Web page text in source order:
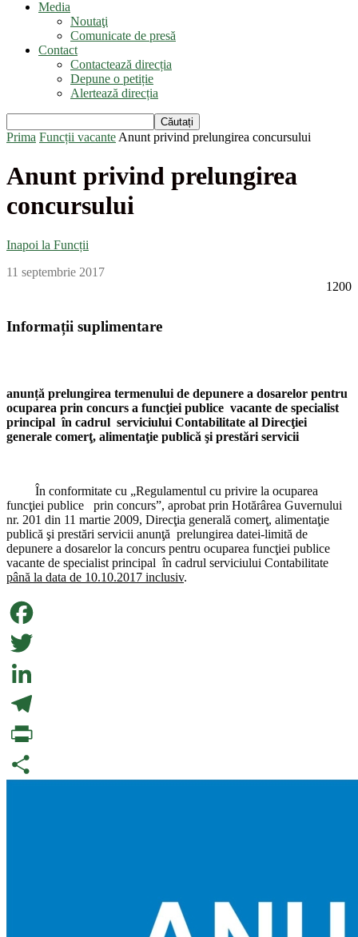
Media
Noutaţi
Comunicate de presă
Contact
Contactează direcția
Depune o petiție
Alertează direcția
Prima Funcții vacante Anunt privind prelungirea concursului
Anunt privind prelungirea
concursului
Inapoi la Funcții
11 septembrie 2017
1200
Informații suplimentare
anunță prelungirea termenului de depunere a dosarelor pentru
ocuparea prin concurs a funcţiei publice vacante de specialist
principal în cadrul serviciului Contabilitate al Direcţiei
generale comerţ, alimentaţie publică şi prestări servicii
În conformitate cu „Regulamentul cu privire la ocuparea
funcţiei publice prin concurs”, aprobat prin Hotărârea Guvernului
nr. 201 din 11 martie 2009, Direcţia generală comerţ, alimentaţie
publică şi prestări servicii anunţă prelungirea datei-limită de
depunere a dosarelor la concurs pentru ocuparea funcţiei publice
vacante de specialist principal în cadrul serviciului Contabilitate
până la data de 10.10.2017 inclusiv.
Facebook
Twitter
LinkedIn
Telegram
PrintFriendly